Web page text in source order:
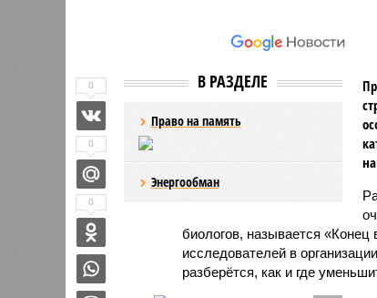
В РАЗДЕЛЕ
Право на память
Энергообман
биологов, называется
исследователей в
разберётся, как и где
0
0
0